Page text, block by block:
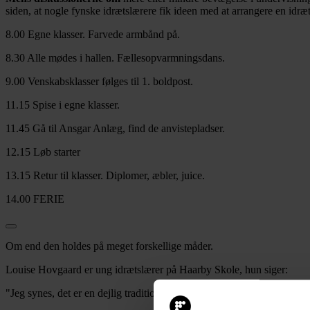
siden, at nogle fynske idrætslærere fik ideen med at arrangere en
8.00 Egne klasser. Farvede armbånd på.
8.30 Alle mødes i hallen. Fællesopvarmningsdans.
9.00 Venskabsklasser følges til 1. boldpost.
11.15 Spise i egne klasser.
11.45 Gå til Ansgar Anlæg, find de anvistepladser.
12.15 Løb starter
13.15 Retur til klasser. Diplomer, æbler, juice.
14.00 FERIE
Om end den holdes på meget forskellige måder.
Louise Hovgaard er ung idrætslærer på Haarby Skole, hun siger:
"Jeg synes, det er en dejlig tradition med motionsdagen, lige inden